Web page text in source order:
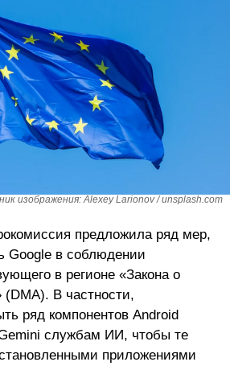
изображения: Alexey Larionov / unsplash.com
предложила ряд мер,
Google в соблюдении
в регионе «Закона о
В частности,
ряд компонентов Android
службам ИИ, чтобы те
приложениями